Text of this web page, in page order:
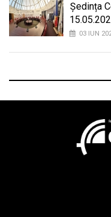
Ședința
03 IUN